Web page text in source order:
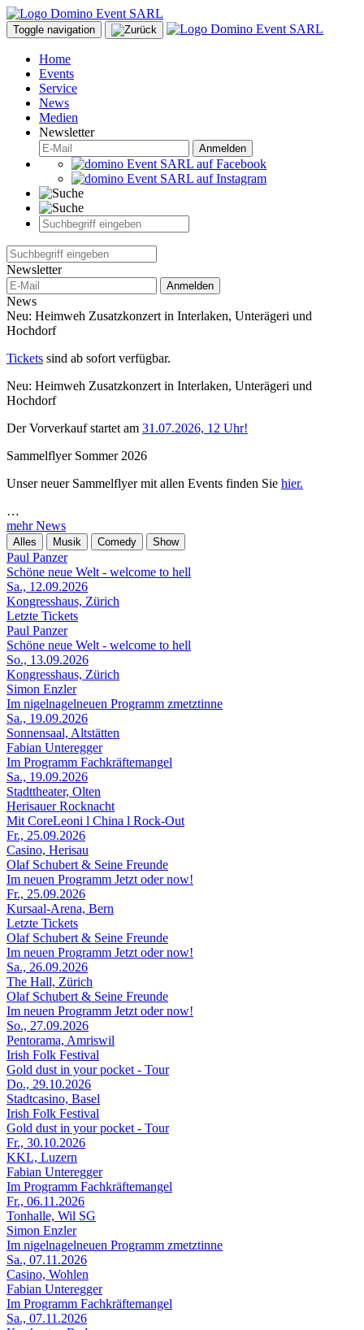
Toggle navigation
Home
Events
Service
News
Medien
Newsletter
Anmelden
Newsletter
Anmelden
News
Neu: Heimweh Zusatzkonzert in Interlaken, Unterägeri und
Hochdorf
Tickets sind ab sofort verfügbar.
Neu: Heimweh Zusatzkonzert in Interlaken, Unterägeri und
Hochdorf
Der Vorverkauf startet am 31.07.2026, 12 Uhr!
Sammelflyer Sommer 2026
Unser neuer Sammelflyer mit allen Events finden Sie hier.
…
mehr News
Alles Musik Comedy Show
Paul Panzer
Schöne neue Welt - welcome to hell
Sa., 12.09.2026
Kongresshaus, Zürich
Letzte Tickets
Paul Panzer
Schöne neue Welt - welcome to hell
So., 13.09.2026
Kongresshaus, Zürich
Simon Enzler
Im nigelnagelneuen Programm zmetztinne
Sa., 19.09.2026
Sonnensaal, Altstätten
Fabian Unteregger
Im Programm Fachkräftemangel
Sa., 19.09.2026
Stadttheater, Olten
Herisauer Rocknacht
Mit CoreLeoni l China l Rock-Out
Fr., 25.09.2026
Casino, Herisau
Olaf Schubert & Seine Freunde
Im neuen Programm Jetzt oder now!
Fr., 25.09.2026
Kursaal-Arena, Bern
Letzte Tickets
Olaf Schubert & Seine Freunde
Im neuen Programm Jetzt oder now!
Sa., 26.09.2026
The Hall, Zürich
Olaf Schubert & Seine Freunde
Im neuen Programm Jetzt oder now!
So., 27.09.2026
Pentorama, Amriswil
Irish Folk Festival
Gold dust in your pocket - Tour
Do., 29.10.2026
Stadtcasino, Basel
Irish Folk Festival
Gold dust in your pocket - Tour
Fr., 30.10.2026
KKL, Luzern
Fabian Unteregger
Im Programm Fachkräftemangel
Fr., 06.11.2026
Tonhalle, Wil SG
Simon Enzler
Im nigelnagelneuen Programm zmetztinne
Sa., 07.11.2026
Casino, Wohlen
Fabian Unteregger
Im Programm Fachkräftemangel
Sa., 07.11.2026